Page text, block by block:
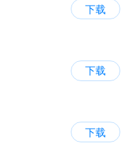
下载
下载
下载